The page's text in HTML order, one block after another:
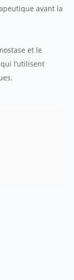
avant la
et le
l’utilisent